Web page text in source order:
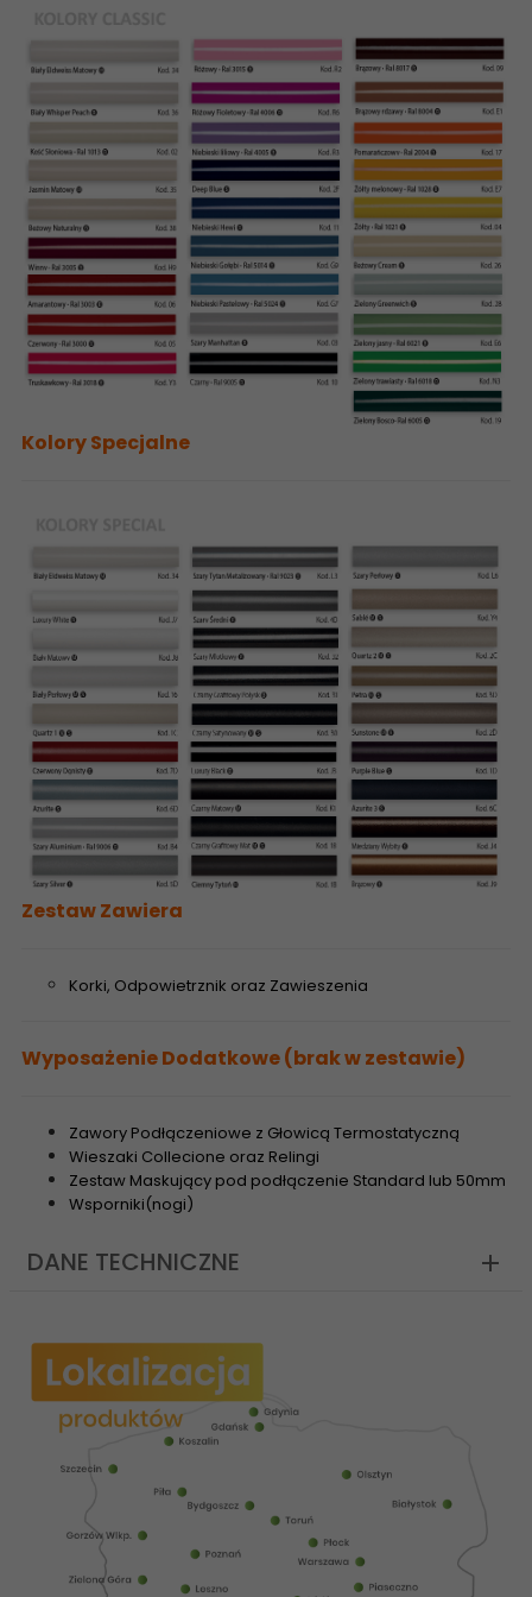
Kolory Specjalne
Zestaw Zawiera
Korki, Odpowietrznik oraz Zawieszenia
Wyposażenie Dodatkowe (brak w zestawie)
Zawory Podłączeniowe z Głowicą Termostatyczną
Wieszaki Collecione oraz Relingi
Zestaw Maskujący pod podłączenie Standard lub 50mm
Wsporniki(nogi)
DANE TECHNICZNE